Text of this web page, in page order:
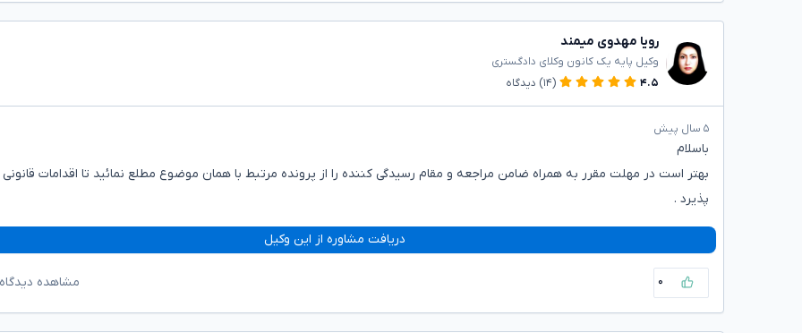
رویا مهدوی میمند
وکیل پایه یک کانون وکلای دادگستری
۴.۵
(۱۴) دیدگاه
۵ سال پیش
باسلام
بهتر است در مهلت مقرر به همراه ضامن مراجعه و مقام رسیدگی کننده را از پرونده مرتبط با همان موضوع مطلع نمائید تا اقدامات
پذیرد .
دریافت مشاوره از این وکیل
۰ مشاهده